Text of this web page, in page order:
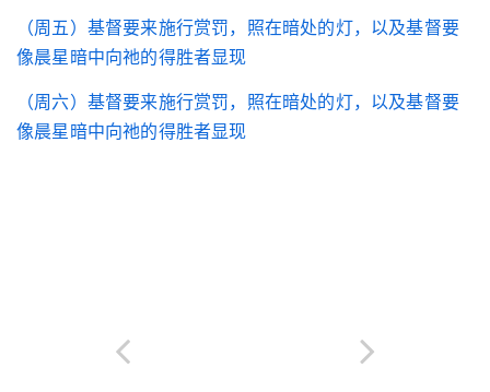
（周五）基督要来施行赏罚，照在暗处的灯，以及基督要
像晨星暗中向祂的得胜者显现
（周六）基督要来施行赏罚，照在暗处的灯，以及基督要
像晨星暗中向祂的得胜者显现